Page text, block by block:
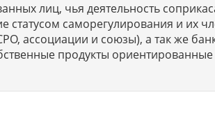
лиц, чья деятельность
саморегулирования и их
ассоциации и союзы), а так же
продукты